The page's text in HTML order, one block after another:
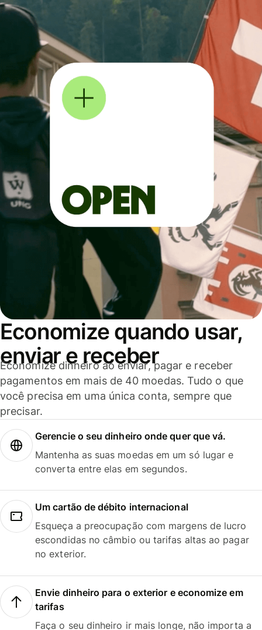
Economize quando usar,
enviar e receber
Economize dinheiro ao enviar, pagar e receber
pagamentos em mais de 40 moedas. Tudo o que
você precisa em uma única conta, sempre que
precisar.
Gerencie o seu dinheiro onde quer que vá.
Mantenha as suas moedas em um só lugar e
converta entre elas em segundos.
Um cartão de débito internacional
Esqueça a preocupação com margens de lucro
escondidas no câmbio ou tarifas altas ao pagar
no exterior.
Envie dinheiro para o exterior e economize em
tarifas
Faça o seu dinheiro ir mais longe, não importa a